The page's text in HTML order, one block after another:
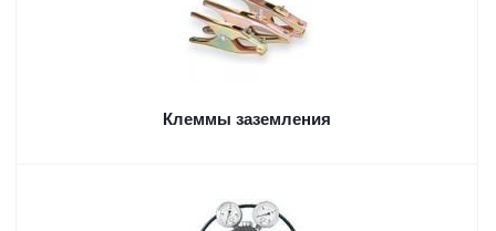
Клеммы заземления